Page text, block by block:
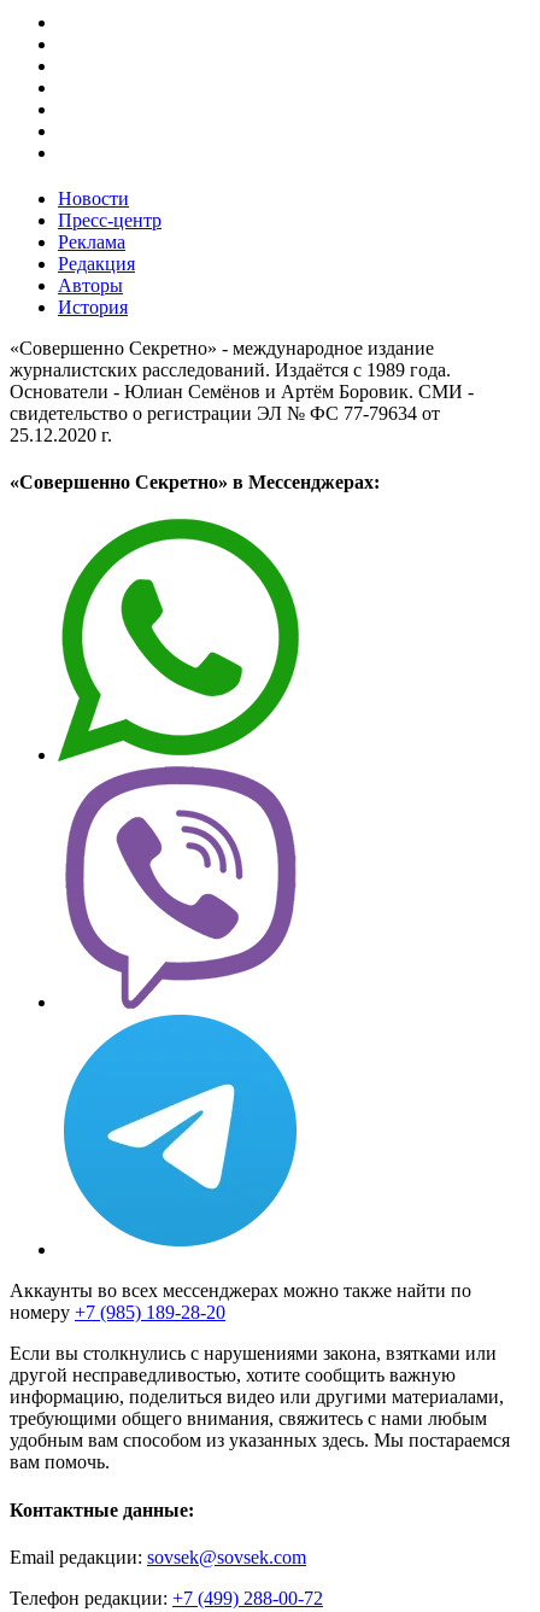
Новости
Пресс-центр
Реклама
Редакция
Авторы
История
«Совершенно Секретно» - международное издание
журналистских расследований. Издаётся с 1989 года.
Основатели - Юлиан Семёнов и Артём Боровик. CМИ -
свидетельство о регистрации ЭЛ № ФС 77-79634 от
25.12.2020 г.
«Совершенно Секретно» в Мессенджерах:
Аккаунты во всех мессенджерах можно также найти по
номеру +7 (985) 189-28-20
Если вы столкнулись с нарушениями закона, взятками или
другой несправедливостью, хотите сообщить важную
информацию, поделиться видео или другими материалами,
требующими общего внимания, свяжитесь с нами любым
удобным вам способом из указанных здесь. Мы постараемся
вам помочь.
Контактные данные:
Email редакции: sovsek@sovsek.com
Телефон редакции: +7 (499) 288-00-72